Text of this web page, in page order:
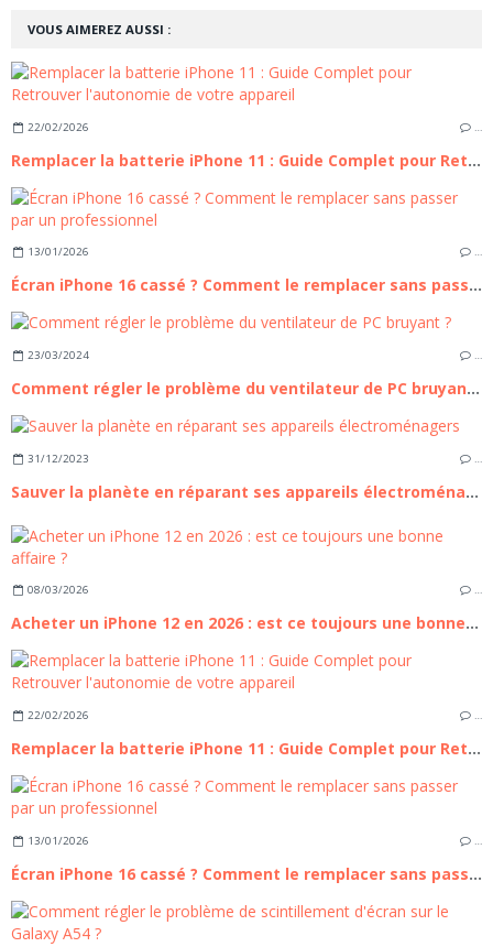
VOUS AIMEREZ AUSSI :
22/02/2026 …
Remplacer la batterie iPhone 11 : Guide Complet pour Retrouver l'autonomie de votre appareil
13/01/2026 …
Écran iPhone 16 cassé ? Comment le remplacer sans passer par un professionnel
23/03/2024 …
Comment régler le problème du ventilateur de PC bruyant ?
31/12/2023 …
Sauver la planète en réparant ses appareils électroménagers
08/03/2026 …
Acheter un iPhone 12 en 2026 : est ce toujours une bonne affaire ?
22/02/2026 …
Remplacer la batterie iPhone 11 : Guide Complet pour Retrouver l'autonomie de votre appareil
13/01/2026
Écran iPhone 16 cassé ? Comment le remplacer sans passer par un professionnel